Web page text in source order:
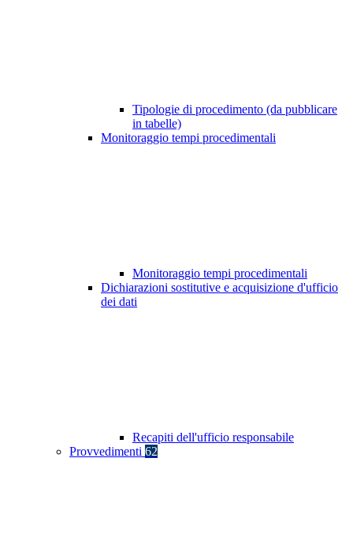
Tipologie di procedimento (da pubblicare
in tabelle)
Monitoraggio tempi procedimentali
Monitoraggio tempi procedimentali
Dichiarazioni sostitutive e acquisizione d'ufficio
dei dati
Recapiti dell'ufficio responsabile
Provvedimenti 62